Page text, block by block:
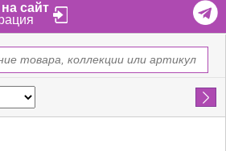
сайт
Найти